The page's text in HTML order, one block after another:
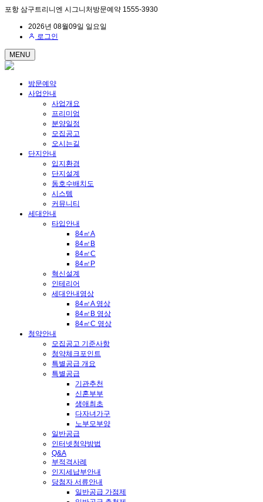
포항 삼구트리니엔 시그니처방문예약 1555-3930
2026년 08월09일 일요일
로그인
MENU
방문예약
사업안내
사업개요
프리미엄
분양일정
모집공고
오시는길
단지안내
입지환경
단지설계
동호수배치도
시스템
커뮤니티
세대안내
타입안내
84㎡A
84㎡B
84㎡C
84㎡P
혁신설계
인테리어
세대안내영상
84㎡A 영상
84㎡B 영상
84㎡C 영상
청약안내
모집공고 기준사항
청약체크포인트
특별공급 개요
특별공급
기관추천
신혼부부
생애최초
다자녀가구
노부모부양
일반공급
인터넷청약방법
Q&A
부적격사례
인지세납부안내
당첨자 서류안내
일반공급 가점제